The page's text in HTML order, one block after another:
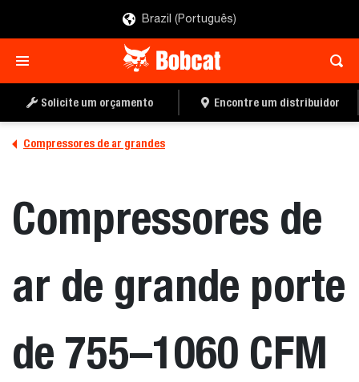
Brazil (Português)
Solicite um orçamento Encontre um distribuidor
Compressores de ar grandes
Compressores de
ar de grande porte
de 755–1060 CFM
ENCONTRE UM